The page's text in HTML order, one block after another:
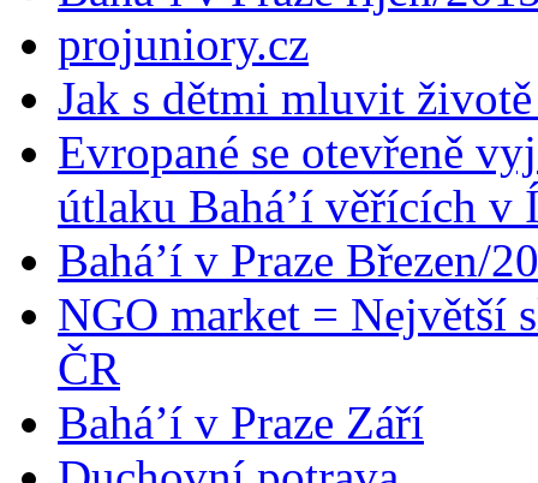
projuniory.cz
Jak s dětmi mluvit
Evropané se otevřeně
útlaku Bahá’í věřících v
Bahá’í v Praze Březen/
NGO market = Největší
ČR
Bahá’í v Praze Září